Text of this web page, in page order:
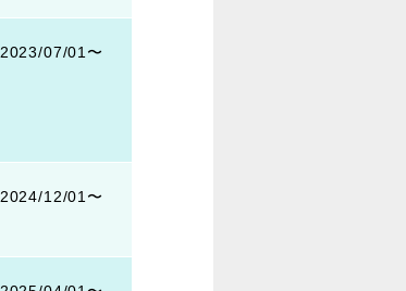
2023/07/01〜
2024/12/01〜